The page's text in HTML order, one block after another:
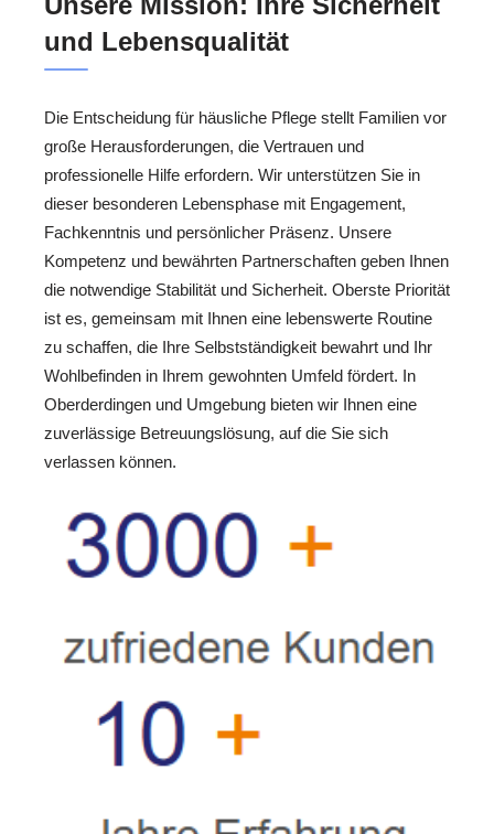
und Lebensqualität
Die Entscheidung für häusliche Pflege stellt Familien vor
große Herausforderungen, die Vertrauen und
professionelle Hilfe erfordern. Wir unterstützen Sie in
dieser besonderen Lebensphase mit Engagement,
Fachkenntnis und persönlicher Präsenz. Unsere
Kompetenz und bewährten Partnerschaften geben Ihnen
die notwendige Stabilität und Sicherheit. Oberste Priorität
ist es, gemeinsam mit Ihnen eine lebenswerte Routine
zu schaffen, die Ihre Selbstständigkeit bewahrt und Ihr
Wohlbefinden in Ihrem gewohnten Umfeld fördert. In
Oberderdingen und Umgebung bieten wir Ihnen eine
zuverlässige Betreuungslösung, auf die Sie sich
verlassen können.